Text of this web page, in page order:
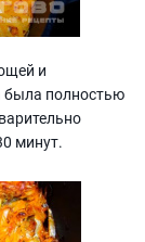
и
была полностью
минут.